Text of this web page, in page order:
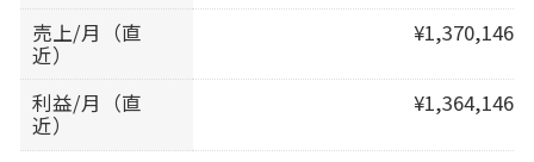
売上/月（直
近）
¥1,370,146
利益/月（直
近）
¥1,364,146